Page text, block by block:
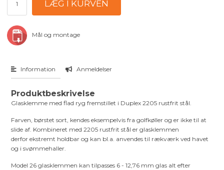
Mål og montage
Information Anmeldelser
Produktbeskrivelse
Glasklemme med flad ryg fremstillet i Duplex 2205 rustfrit stål.
Farven, børstet sort, kendes eksempelvis fra golfkøller og er ikke til at
slide af. Kombineret med 2205 rustfrit stål er glasklemmen
derfor ekstremt holdbar og kan bl.a. anvendes til rækværk ved havet
og i svømmehaller.
Model 26 glasklemmen kan tilpasses 6 - 12,76 mm glas alt efter